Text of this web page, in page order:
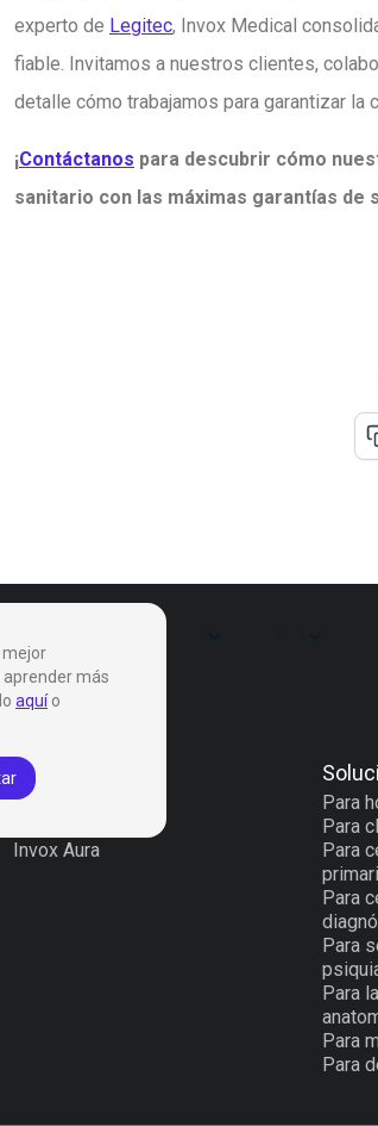
experto de Legitec, Invox Medical
fiable. Invitamos a nuestros clientes,
detalle cómo trabajamos para garantizar
¡Contáctanos para descubrir cómo
sanitario con las máximas garantías de
mejor
más
aquío
Productos
Invox Dictation
Invox Aura
Para
Para
Para
Para
Para
Para
Para
Para